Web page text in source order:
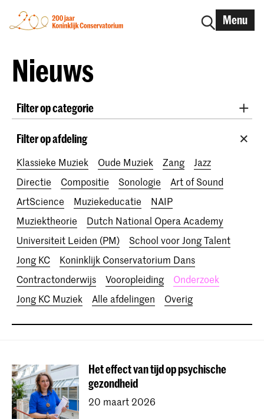
Menu
Nieuws
Filter op categorie
Lunchconcerten
School voor Jong Talent
RCR label
Apply-now
Awards
Interview IN.TUNE 200 jaar
Filter op afdeling
Klassieke Muziek Oude Muziek Zang
Jazz
Directie
Compositie Sonologie
Art of Sound
ArtScience
Muziekeducatie
NAIP
Muziektheorie
Dutch National Opera Academy
Universiteit Leiden (PM)
School voor Jong Talent
Jong KC
Koninklijk Conservatorium Dans
Contractonderwijs
Vooropleiding
Onderzoek
Jong KC Muziek
Alle afdelingen Overig
Het effect van tijd op psychische
gezondheid
20 maart 2026